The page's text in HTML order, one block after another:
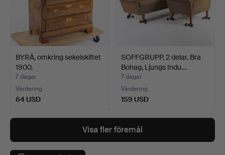
BYRÅ, omkring sekelskiftet
1900.
7 dagar
Värdering
64 USD
SOFFGRUPP, 2 delar, Bra
Bohag, Ljungs Indu…
7 dagar
Värdering
159 USD
Visa fler föremål